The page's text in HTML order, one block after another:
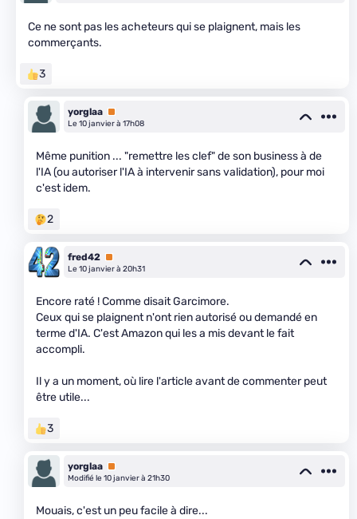
Ce ne sont pas les acheteurs qui se plaignent, mais les
commerçants.
3
yorglaa Premium
Le 10 janvier à 17h08
Même punition ... "remettre les clef" de son business à de
l'IA (ou autoriser l'IA à intervenir sans validation), pour moi
c'est idem.
2
fred42 Premium
Le 10 janvier à 20h31
Encore raté ! Comme disait Garcimore.
Ceux qui se plaignent n'ont rien autorisé ou demandé en
terme d'IA. C'est Amazon qui les a mis devant le fait
accompli.
Il y a un moment, où lire l'article avant de commenter peut
être utile...
3
yorglaa Premium
Modifié le 10 janvier à 21h30
Mouais, c'est un peu facile à dire...